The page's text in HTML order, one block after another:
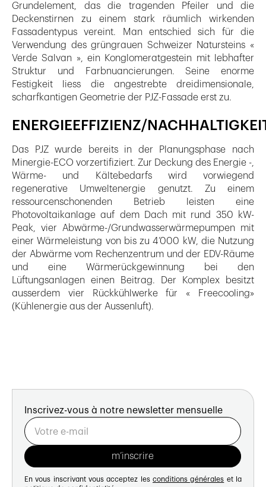
Grundelement, das die tragenden Pfeiler und die
Deckenstirnen zu einem stark räumlich wirkenden
Fassadentypus vereint. Man entschied sich für die
Verwendung des grüngrauen Schweizer Natursteins «
Verde Salvan », ein Konglomeratgestein mit lebhafter
Struktur und Farbnuancierungen. Seine enorme
Festigkeit liess die angestrebte dreidimensionale,
scharfkantigen Geometrie der PJZ-Fassade erst zu.
ENERGIEEFFIZIENZ/
Das PJZ wurde bereits in der Planungsphase nach
Minergie-ECO vorzertifiziert. Zur Deckung des Energie -,
Wärme- und Kältebedarfs wird vorwiegend
regenerative Umweltenergie genutzt. Zu einem
ressourcenschonenden Betrieb leisten eine
Photovoltaikanlage auf dem Dach mit rund 350 kW-
Peak, vier Abwärme-/Grundwasserwärmepumpen mit
einer Wärmeleistung von bis zu 4’000 kW, die Nutzung
der Abwärme vom Rechenzentrum und der EDV-Räume
und eine Wärmerückgewinnung bei den
Lüftungsanlagen einen Beitrag. Der Komplex besitzt
ausserdem vier Rückkühlwerke für « Freecooling»
(Kühlenergie aus der Aussenluft).
Inscrivez-vous à notre newsletter mensuelle
En vous inscrivant vous acceptez les conditions générales et la